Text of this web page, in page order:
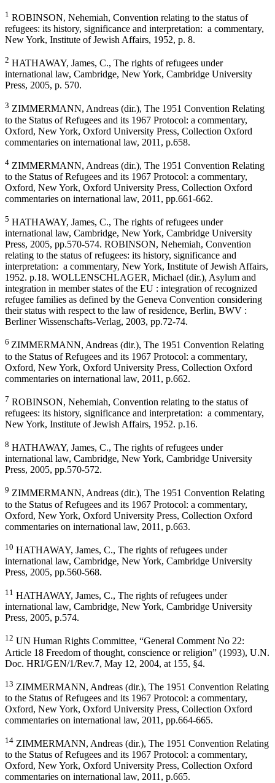
1 ROBINSON, Nehemiah, Convention relating to the status of
refugees: its history, significance and interpretation: a commentary,
New York, Institute of Jewish Affairs, 1952, p. 8.
2 HATHAWAY, James, C., The rights of refugees under
international law, Cambridge, New York, Cambridge University
Press, 2005, p. 570.
3 ZIMMERMANN, Andreas (dir.), The 1951 Convention Relating
to the Status of Refugees and its 1967 Protocol: a commentary,
Oxford, New York, Oxford University Press, Collection Oxford
commentaries on international law, 2011, p.658.
4 ZIMMERMANN, Andreas (dir.), The 1951 Convention Relating
to the Status of Refugees and its 1967 Protocol: a commentary,
Oxford, New York, Oxford University Press, Collection Oxford
commentaries on international law, 2011, pp.661-662.
5 HATHAWAY, James, C., The rights of refugees under
international law, Cambridge, New York, Cambridge University
Press, 2005, pp.570-574. ROBINSON, Nehemiah, Convention
relating to the status of refugees: its history, significance and
interpretation: a commentary, New York, Institute of Jewish Affairs,
1952. p.18. WOLLENSCHLAGER, Michael (dir.), Asylum and
integration in member states of the EU : integration of recognized
refugee families as defined by the Geneva Convention considering
their status with respect to the law of residence, Berlin, BWV :
Berliner Wissenschafts-Verlag, 2003, pp.72-74.
6 ZIMMERMANN, Andreas (dir.), The 1951 Convention Relating
to the Status of Refugees and its 1967 Protocol: a commentary,
Oxford, New York, Oxford University Press, Collection Oxford
commentaries on international law, 2011, p.662.
7 ROBINSON, Nehemiah, Convention relating to the status of
refugees: its history, significance and interpretation: a commentary,
New York, Institute of Jewish Affairs, 1952. p.16.
8 HATHAWAY, James, C., The rights of refugees under
international law, Cambridge, New York, Cambridge University
Press, 2005, pp.570-572.
9 ZIMMERMANN, Andreas (dir.), The 1951 Convention Relating
to the Status of Refugees and its 1967 Protocol: a commentary,
Oxford, New York, Oxford University Press, Collection Oxford
commentaries on international law, 2011, p.663.
10 HATHAWAY, James, C., The rights of refugees under
international law, Cambridge, New York, Cambridge University
Press, 2005, pp.560-568.
11 HATHAWAY, James, C., The rights of refugees under
international law, Cambridge, New York, Cambridge University
Press, 2005, p.574.
12 UN Human Rights Committee, “General Comment No 22:
Article 18 Freedom of thought, conscience or religion” (1993), U.N.
Doc. HRI/GEN/1/Rev.7, May 12, 2004, at 155, §4.
13 ZIMMERMANN, Andreas (dir.), The 1951 Convention Relating
to the Status of Refugees and its 1967 Protocol: a commentary,
Oxford, New York, Oxford University Press, Collection Oxford
commentaries on international law, 2011, pp.664-665.
14 ZIMMERMANN, Andreas (dir.), The 1951 Convention Relating
to the Status of Refugees and its 1967 Protocol: a commentary,
Oxford, New York, Oxford University Press, Collection Oxford
commentaries on international law, 2011, p.665.